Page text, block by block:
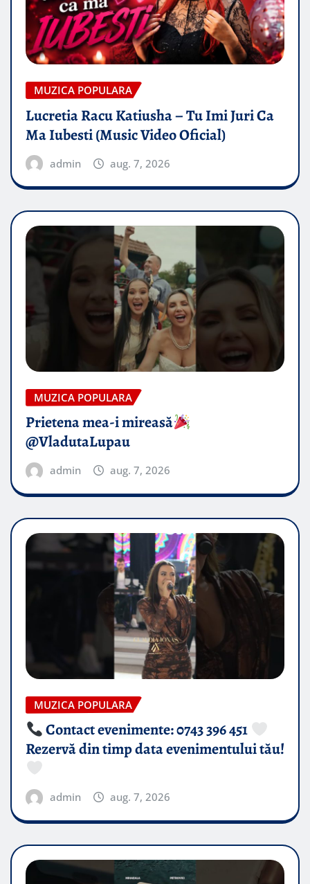
MUZICA POPULARA
Lucretia Racu Katiusha – Tu Imi Juri Ca
Ma Iubesti (Music Video Oficial)
admin aug. 7, 2026
MUZICA POPULARA
Prietena mea-i mireasă​
@VladutaLupau
admin aug. 7, 2026
MUZICA POPULARA
Contact evenimente: 0743 396 451
Rezervă din timp data evenimentului tău!
admin aug. 7, 2026